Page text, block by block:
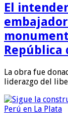
El
República
La obra fue
liderazgo del